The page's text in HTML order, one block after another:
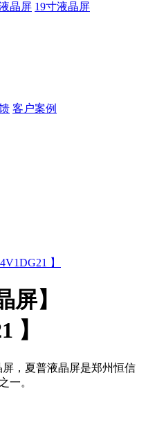
晶屏 19寸液晶屏
客户案例
屏】
】
，夏普液晶屏是郑州恒信
一。